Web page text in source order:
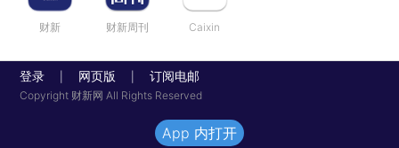
财新 财新周刊 Caixin
登录 网页版 订阅电邮
Copyright 财新网 All Rights Reserved
App 内打开